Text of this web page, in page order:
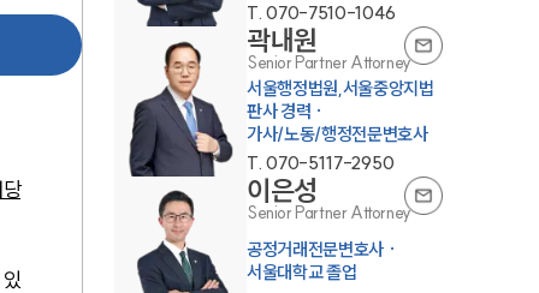
T.070-7510-1046
곽내원
Senior Partner Attorney
서울행정법원,서울중앙지법
판사 경력 ·
가사/노동/행정전문변호사
T.070-5117-2950
이은성
Senior Partner Attorney
공정거래전문변호사 ·
서울대학교 졸업